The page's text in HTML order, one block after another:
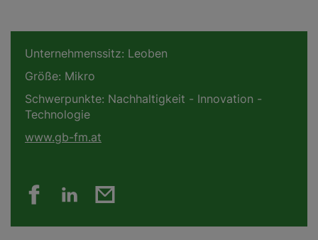
Unternehmenssitz: Leoben
Größe: Mikro
Schwerpunkte: Nachhaltigkeit - Innovation -
Technologie
www.gb-fm.at